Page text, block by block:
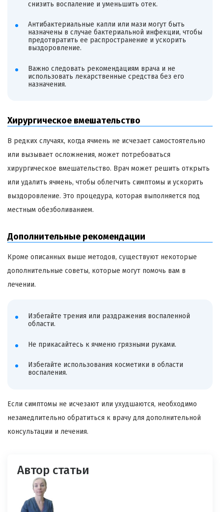
снизить воспаление и уменьшить отек.
Антибактериальные капли или мази могут быть
назначены в случае бактериальной инфекции, чтобы
предотвратить ее распространение и ускорить
выздоровление.
Важно следовать рекомендациям врача и не
использовать лекарственные средства без его
назначения.
Хирургическое вмешательство
В редких случаях, когда ячмень не исчезает самостоятельно
или вызывает осложнения, может потребоваться
хирургическое вмешательство. Врач может решить открыть
или удалить ячмень, чтобы облегчить симптомы и ускорить
выздоровление. Это процедура, которая выполняется под
местным обезболиванием.
Дополнительные рекомендации
Кроме описанных выше методов, существуют некоторые
дополнительные советы, которые могут помочь вам в
лечении.
Избегайте трения или раздражения воспаленной
области.
Не прикасайтесь к ячменю грязными руками.
Избегайте использования косметики в области
воспаления.
Если симптомы не исчезают или ухудшаются, необходимо
незамедлительно обратиться к врачу для дополнительной
консультации и лечения.
Автор статьи